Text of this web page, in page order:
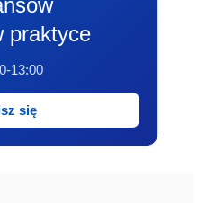
praktyce
13:00
się